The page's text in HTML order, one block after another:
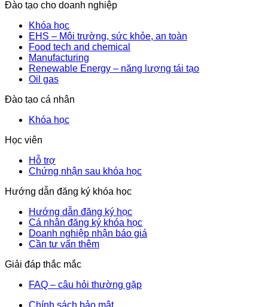
Đào tạo cho doanh nghiệp
Khóa học
EHS – Môi trường, sức khỏe, an toàn
Food tech and chemical
Manufacturing
Renewable Energy – năng lượng tái tạo
Oil gas
Đào tạo cá nhân
Khóa học
Học viên
Hỗ trợ
Chứng nhận sau khóa học
Hướng dẫn đăng ký khóa học
Hướng dẫn đăng ký học
Cá nhân đăng ký khóa học
Doanh nghiệp nhận báo giá
Cần tư vấn thêm
Giải đáp thắc mắc
FAQ – câu hỏi thường gặp